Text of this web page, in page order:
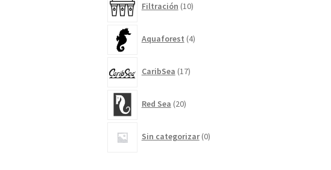
Filtración 10productos
Aquaforest 4productos
CaribSea 17productos
Red Sea 20productos
Sin categorizar 0productos